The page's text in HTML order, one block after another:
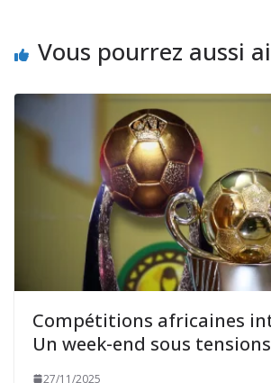
Vous pourrez aussi
Compétitions africaines
Un week-end sous
27/11/2025